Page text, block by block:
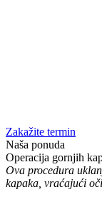
Zakažite termin
Naša ponuda
Operacija gornjih
Ova procedura
kapaka, vraćajući